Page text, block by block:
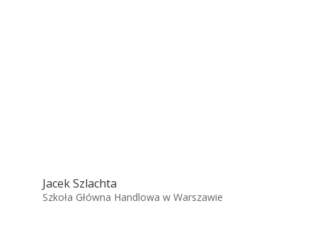
Jacek Szlachta
Szkoła Główna Handlowa w Warszawie